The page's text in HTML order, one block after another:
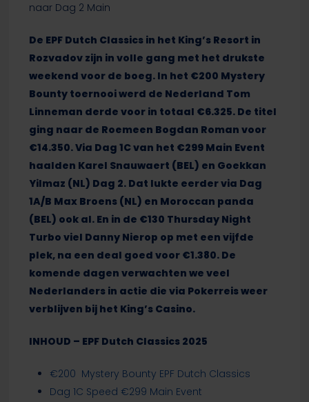
naar Dag 2 Main
De EPF Dutch Classics in het King’s Resort in
Rozvadov zijn in volle gang met het drukste
weekend voor de boeg. In het €200 Mystery
Bounty toernooi werd de Nederland Tom
Linneman derde voor in totaal €6.325. De titel
ging naar de Roemeen Bogdan Roman voor
€14.350. Via Dag 1C van het €299 Main Event
haalden Karel Snauwaert (BEL) en Goekkan
Yilmaz (NL) Dag 2. Dat lukte eerder via Dag
1A/B Max Broens (NL) en Moroccan panda
(BEL) ook al. En in de €130 Thursday Night
Turbo viel Danny Nierop op met een vijfde
plek, na een deal goed voor €1.380. De
komende dagen verwachten we veel
Nederlanders in actie die via Pokerreis weer
verblijven bij het King’s Casino.
INHOUD – EPF Dutch Classics 2025
€200 Mystery Bounty EPF Dutch Classics
Dag 1C Speed €299 Main Event